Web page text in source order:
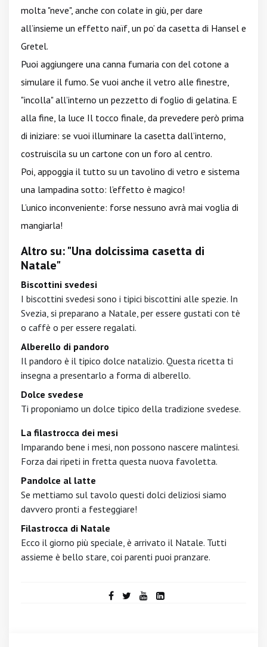
molta "neve", anche con colate in giù, per dare
all’insieme un effetto naïf, un po’ da casetta di Hansel e
Gretel.
Puoi aggiungere una canna fumaria con del cotone a
simulare il fumo. Se vuoi anche il vetro alle finestre,
"incolla" all’interno un pezzetto di foglio di gelatina. E
alla fine, la luce Il tocco finale, da prevedere però prima
di iniziare: se vuoi illuminare la casetta dall’interno,
costruiscila su un cartone con un foro al centro.
Poi, appoggia il tutto su un tavolino di vetro e sistema
una lampadina sotto: l’effetto è magico!
L’unico inconveniente: forse nessuno avrà mai voglia di
mangiarla!
Altro su: "Una dolcissima casetta di
Natale"
Biscottini svedesi
I biscottini svedesi sono i tipici biscottini alle spezie. In
Svezia, si preparano a Natale, per essere gustati con tè
o caffè o per essere regalati.
Alberello di pandoro
Il pandoro è il tipico dolce natalizio. Questa ricetta ti
insegna a presentarlo a forma di alberello.
Dolce svedese
Ti proponiamo un dolce tipico della tradizione svedese.
La filastrocca dei mesi
Imparando bene i mesi, non possono nascere malintesi.
Forza dai ripeti in fretta questa nuova favoletta.
Pandolce al latte
Se mettiamo sul tavolo questi dolci deliziosi siamo
davvero pronti a festeggiare!
Filastrocca di Natale
Ecco il giorno più speciale, è arrivato il Natale. Tutti
assieme è bello stare, coi parenti puoi pranzare.